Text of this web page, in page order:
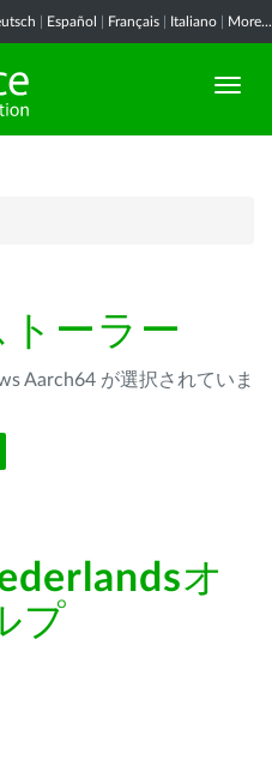
Español Français Italiano More...
ーラー
Aarch64 が選択されていま
オ
プ